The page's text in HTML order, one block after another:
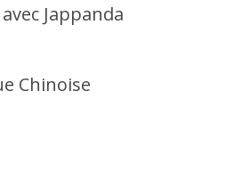
Jappanda
Chinoise